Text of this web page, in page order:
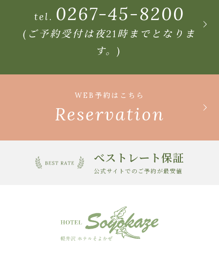
tel. 0267-45-8200
(ご予約受付は夜21時までとなりま
す。)
WEB予約はこちら
Reservation
べストレート保証
公式サイトでのご予約が最安値